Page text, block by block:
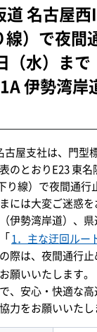
道 名古屋
線）で夜
（水）ま
伊勢湾
古屋支社は、門
のとおりE23 東
り線）で夜間通行
には大変ご迷惑
伊勢湾岸道）、
1．主な迂回ルー
際は、夜間通行
願いいたします。
、安心・快適な
力をお願いいたし